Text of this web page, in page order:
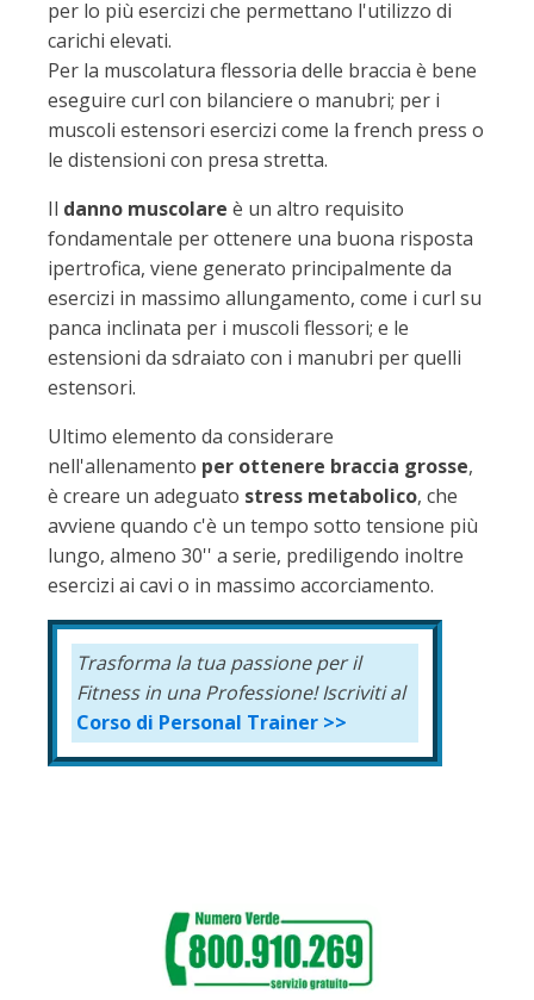
per lo più esercizi che permettano l'utilizzo di
carichi elevati.
Per la muscolatura flessoria delle braccia è bene
eseguire curl con bilanciere o manubri; per i
muscoli estensori esercizi come la french press o
le distensioni con presa stretta.
Il danno muscolare è un altro requisito
fondamentale per ottenere una buona risposta
ipertrofica, viene generato principalmente da
esercizi in massimo allungamento, come i curl su
panca inclinata per i muscoli flessori; e le
estensioni da sdraiato con i manubri per quelli
estensori.
Ultimo elemento da considerare
nell'allenamento per ottenere braccia grosse,
è creare un adeguato stress metabolico, che
avviene quando c'è un tempo sotto tensione più
lungo, almeno 30'' a serie, prediligendo inoltre
esercizi ai cavi o in massimo accorciamento.
Trasforma la tua passione per il
Fitness in una Professione! Iscriviti al
Corso di Personal Trainer >>